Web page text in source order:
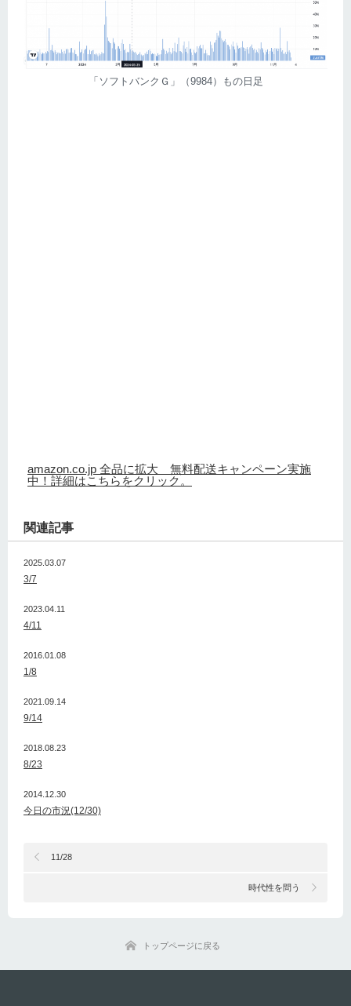
「ソフトバンクＧ」（9984）もの日足
amazon.co.jp 全品に拡大 無料配送キャンペーン実施
中！詳細はこちらをクリック。
関連記事
2025.03.07
3/7
2023.04.11
4/11
2016.01.08
1/8
2021.09.14
9/14
2018.08.23
8/23
2014.12.30
今日の市況(12/30)
11/28
時代性を問う
トップページに戻る